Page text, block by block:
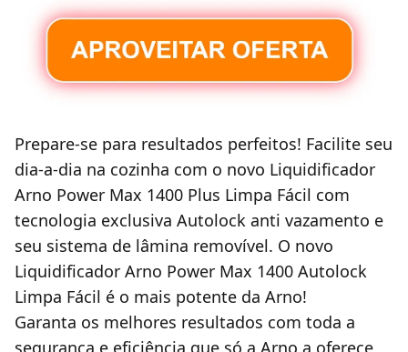
Prepare-se para resultados perfeitos! Facilite seu
dia-a-dia na cozinha com o novo Liquidificador
Arno Power Max 1400 Plus Limpa Fácil com
tecnologia exclusiva Autolock anti vazamento e
seu sistema de lâmina removível. O novo
Liquidificador Arno Power Max 1400 Autolock
Limpa Fácil é o mais potente da Arno!
Garanta os melhores resultados com toda a
segurança e eficiência que só a Arno a oferece